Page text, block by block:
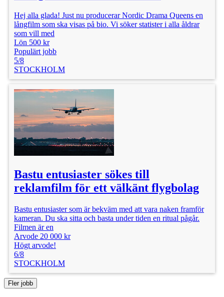
Hej alla glada! Just nu producerar Nordic Drama Queens en
långfilm som ska visas på bio. Vi söker statister i alla åldrar
som vill med
Lön 500 kr
Populärt jobb
5/8
STOCKHOLM
Bastu entusiaster sökes till
reklamfilm för ett välkänt flygbolag
Bastu entusiaster som är bekväm med att vara naken framför
kameran. Du ska sitta och basta under tiden en ritual pågår.
Filmen är en
Arvode 20 000 kr
Högt arvode!
6/8
STOCKHOLM
Fler jobb